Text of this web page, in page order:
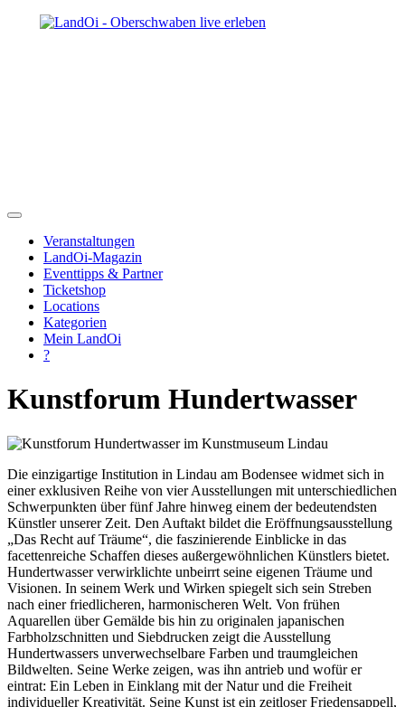
Veranstaltungen
LandOi-Magazin
Eventtipps & Partner
Ticketshop
Locations
Kategorien
Mein LandOi
?
Kunstforum Hundertwasser
Die einzigartige Institution in Lindau am Bodensee widmet sich in
einer exklusiven Reihe von vier Ausstellungen mit unterschiedlichen
Schwerpunkten über fünf Jahre hinweg einem der bedeutendsten
Künstler unserer Zeit. Den Auftakt bildet die Eröffnungsausstellung
„Das Recht auf Träume“, die faszinierende Einblicke in das
facettenreiche Schaffen dieses außergewöhnlichen Künstlers bietet.
Hundertwasser verwirklichte unbeirrt seine eigenen Träume und
Visionen. In seinem Werk und Wirken spiegelt sich sein Streben
nach einer friedlicheren, harmonischeren Welt. Von frühen
Aquarellen über Gemälde bis hin zu originalen japanischen
Farbholzschnitten und Siebdrucken zeigt die Ausstellung
Hundertwassers unverwechselbare Farben und traumgleichen
Bildwelten. Seine Werke zeigen, was ihn antrieb und wofür er
eintrat: Ein Leben in Einklang mit der Natur und die Freiheit
individueller Kreativität. Seine Kunst ist ein zeitloser Friedensappell,